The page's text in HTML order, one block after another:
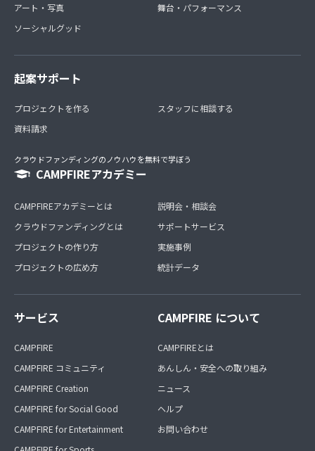
アート・写真
ソーシャルグッド
舞台・パフォーマンス
起案サポート
プロジェクトを作る
資料請求
スタッフに相談する
クラウドファンディングのノウハウを無料で学ぼう
CAMPFIREアカデミー
CAMPFIREアカデミーとは
クラウドファンディングとは
プロジェクトの作り方
プロジェクトの広め方
説明会・相談会
サポートサービス
実施事例
統計データ
サービス
CAMPFIRE
CAMPFIRE コミュニティ
CAMPFIRE Creation
CAMPFIRE for Social Good
CAMPFIRE for Entertainment
CAMPFIRE について
CAMPFIREとは
あんしん・安全への取り組み
ニュース
ヘルプ
お問い合わせ